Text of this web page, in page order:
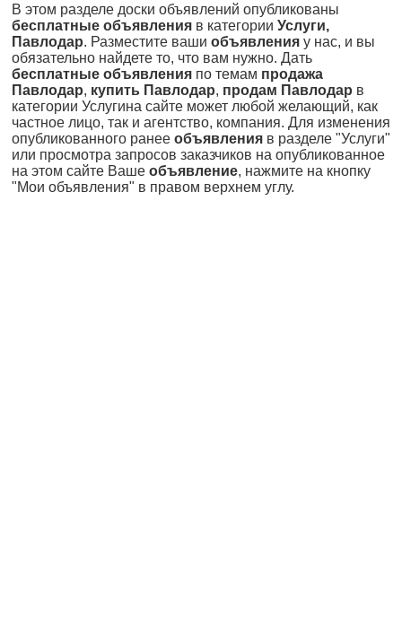
В этом разделе доски объявлений опубликованы
бесплатные объявления в категории Услуги,
Павлодар. Разместите ваши объявления у нас, и вы
обязательно найдете то, что вам нужно. Дать
бесплатные объявления по темам продажа
Павлодар, купить Павлодар, продам Павлодар в
категории Услугина сайте может любой желающий, как
частное лицо, так и агентство, компания. Для изменения
опубликованного ранее объявления в разделе "Услуги"
или просмотра запросов заказчиков на опубликованное
на этом сайте Ваше объявление, нажмите на кнопку
"Мои объявления" в правом верхнем углу.